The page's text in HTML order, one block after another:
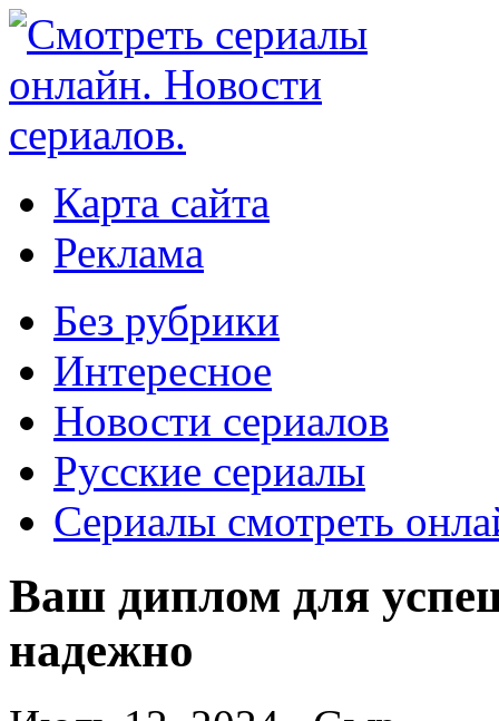
Карта сайта
Реклама
Без рубрики
Интересное
Новости сериалов
Русские сериалы
Сериалы смотреть
Ваш диплом для
надежно